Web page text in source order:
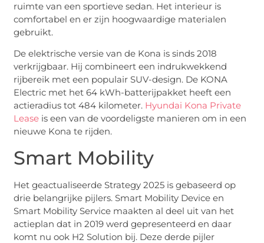
ruimte van een sportieve sedan. Het interieur is
comfortabel en er zijn hoogwaardige materialen
gebruikt.
De elektrische versie van de Kona is sinds 2018
verkrijgbaar. Hij combineert een indrukwekkend
rijbereik met een populair SUV-design. De KONA
Electric met het 64 kWh-batterijpakket heeft een
actieradius tot 484 kilometer. Hyundai Kona Private
Lease is een van de voordeligste manieren om in een
nieuwe Kona te rijden.
Smart Mobility
Het geactualiseerde Strategy 2025 is gebaseerd op
drie belangrijke pijlers. Smart Mobility Device en
Smart Mobility Service maakten al deel uit van het
actieplan dat in 2019 werd gepresenteerd en daar
komt nu ook H2 Solution bij. Deze derde pijler